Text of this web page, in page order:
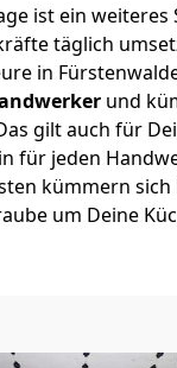
ist ein weiteres
täglich
in
und
gilt auch für
für jeden
kümmern
um Deine